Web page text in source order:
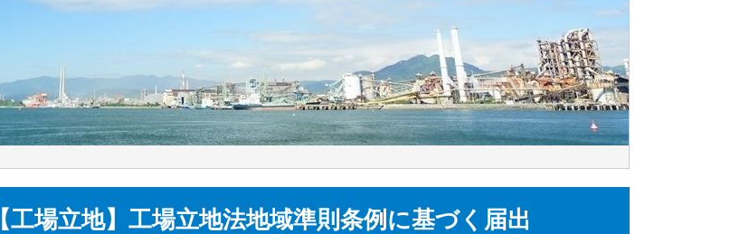
【工場立地】工場立地法地域準則条例に基づく届出